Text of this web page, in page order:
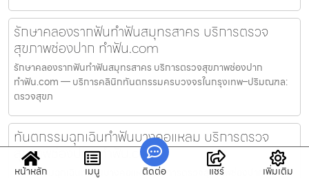
รักษาคลองรากฟันทำฟันสมุทรสาคร บริการตรวจ
สุขภาพช่องปาก ทำฟัน.com
รักษาคลองรากฟันทำฟันสมุทรสาคร บริการตรวจสุขภาพช่องปาก
ทำฟัน.com — บริการคลินิกทันตกรรมครบวงจรในกรุงเทพ–ปริมณฑล:
ตรวจสุขภ
ทันตกรรมฉุกเฉินทำฟันบางคอแหลม บริการตรวจ
สุขภาพช่องปาก ทำฟัน.com
ทันตกรรมฉุกเฉินทำฟันบางคอแหลม บริการตรวจสุขภาพช่องปาก
หน้าหลัก เมนู ติดต่อ แชร์ เพิ่มเติม